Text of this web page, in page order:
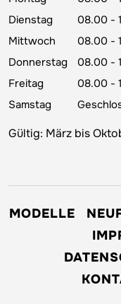
Dienstag
08.00 -
Mittwoch
08.00 -
Donnerstag
08.00 -
Freitag
08.00 -
Samstag
Gültig: März bis
MODELLE